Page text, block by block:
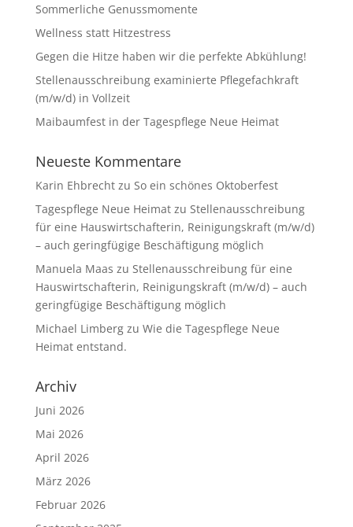
Sommerliche Genussmomente
Wellness statt Hitzestress
Gegen die Hitze haben wir die perfekte Abkühlung!
Stellenausschreibung examinierte Pflegefachkraft
(m/w/d) in Vollzeit
Maibaumfest in der Tagespflege Neue Heimat
Neueste Kommentare
Karin Ehbrechtzu So ein schönes Oktoberfest
Tagespflege Neue Heimatzu Stellenausschreibung
für eine Hauswirtschafterin, Reinigungskraft (m/w/d)
– auch geringfügige Beschäftigung möglich
Manuela Maas zu Stellenausschreibung für eine
Hauswirtschafterin, Reinigungskraft (m/w/d) – auch
geringfügige Beschäftigung möglich
Michael Limbergzu Wie die Tagespflege Neue
Heimat entstand.
Archiv
Juni 2026
Mai 2026
April 2026
März 2026
Februar 2026